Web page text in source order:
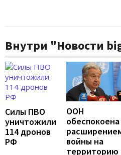
Внутри "Новости
Силы ПВО
уничтожили
114 дронов
РФ
ООН
обеспокоена
войны на
территорию